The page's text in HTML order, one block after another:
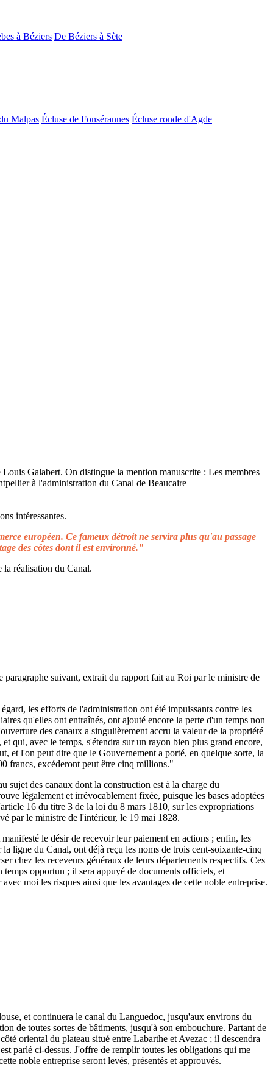
à Béziers De Béziers à Sète
Malpas Écluse de Fonsérannes Écluse ronde d'Agde
intéressantes.
européen. Ce fameux détroit ne servira plus qu'au passage
des côtes dont il est environné."
réalisation du Canal.
suivant, extrait du rapport fait au Roi par le ministre de
les efforts de l'administration ont été impuissants contre les
qu'elles ont entraînés, ont ajouté encore la perte d'un temps non
des canaux a singulièrement accru la valeur de la propriété
qui, avec le temps, s'étendra sur un rayon bien plus grand encore,
et l'on peut dire que le Gouvernement a porté, en quelque sorte, la
francs, excéderont peut être cinq millions."
sujet des canaux dont la construction est à la charge du
légalement et irrévocablement fixée, puisque les bases adoptées
16 du titre 3 de la loi du 8 mars 1810, sur les expropriations
par le ministre de l'intérieur, le 19 mai 1828.
le désir de recevoir leur paiement en actions ; enfin, les
ligne du Canal, ont déjà reçu les noms de trois cent-soixante-cinq
chez les receveurs généraux de leurs départements respectifs. Ces
temps opportun ; il sera appuyé de documents officiels, et
moi les risques ainsi que les avantages de cette noble entreprise.
et continuera le canal du Languedoc, jusqu'aux environs du
de toutes sortes de bâtiments, jusqu'à son embouchure. Partant de
oriental du plateau situé entre Labarthe et Avezac ; il descendra
parlé ci-dessus. J'offre de remplir toutes les obligations qui me
noble entreprise seront levés, présentés et approuvés.